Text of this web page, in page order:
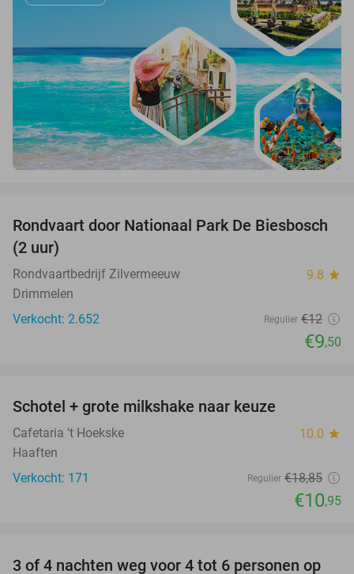
21%
Rondvaart door Nationaal Park De Biesbosch
(2 uur)
Rondvaartbedrijf Zilvermeeuw 9.8 star
Drimmelen
Verkocht: 2.652
Regulier €12
€9,50
Schotel + grote milkshake naar keuze
Cafetaria 't Hoekske 10.0 star
Haaften
Verkocht: 171
Regulier €18,85
€10,95
3 of 4 nachten weg voor 4 tot 6 personen op